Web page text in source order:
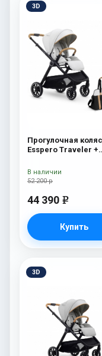
3D
Прогулочная
Esspero Traveler +
52 200 р
44 390 e
Купить
В наличии
3D